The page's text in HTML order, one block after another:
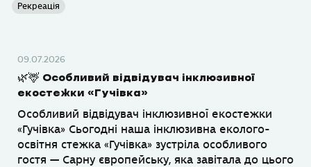
Рекреація
09.07.2026
🌿🦌 Особливий відвідувач інклюзивної
екостежки «Гучівка»
Особливий відвідувач інклюзивної екостежки
«Гучівка» Сьогодні наша інклюзивна еколого-
освітня стежка «Гучівка» зустріла особливого
гостя — Сарну європейську, яка завітала до цього